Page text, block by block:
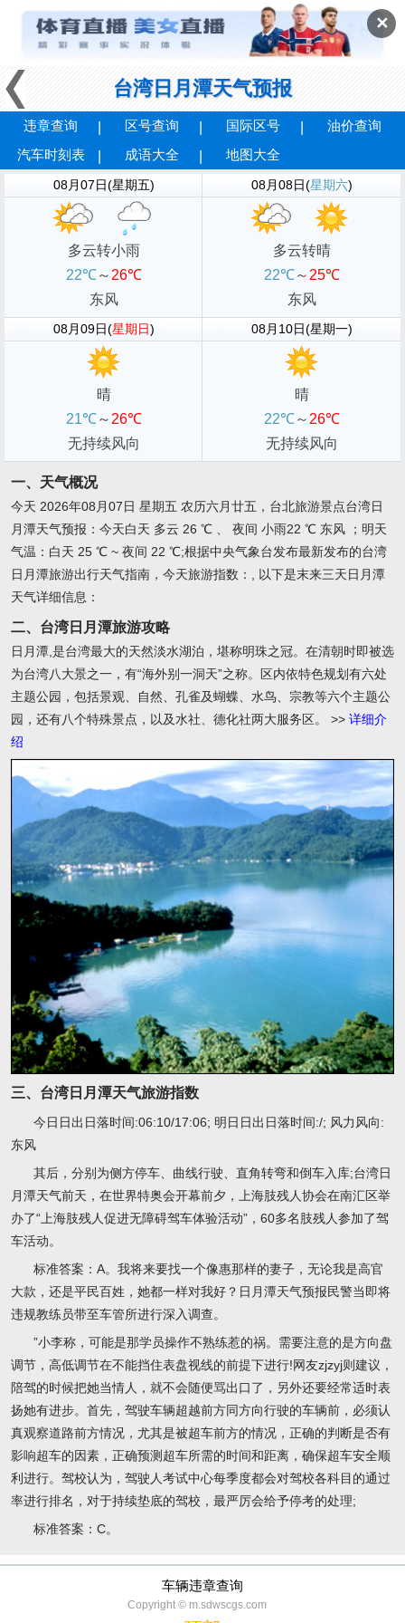
✕
台湾日月潭天气预报
违章查询 区号查询 国际区号
油价查询
汽车时刻表
成语大全 地图大全
08月07日(星期五)
多云转小雨
22℃～ 26℃
东风
08月08日(星期六)
多云转晴
22℃～ 25℃
东风
08月09日(星期日)
晴
21℃～ 26℃
无持续风向
08月10日(星期一)
晴
22℃～ 26℃
无持续风向
一、天气概况
今天 2026年08月07日 星期五 农历六月廿五，台北旅游景点台湾日
月潭天气预报：今天白天 多云 26 ℃ 、 夜间 小雨22 ℃ 东风 ；明天
气温：白天 25 ℃ ~ 夜间 22 ℃;根据中央气象台发布最新发布的台湾
日月潭旅游出行天气指南，今天旅游指数：, 以下是末来三天日月潭
天气详细信息：
二、台湾日月潭旅游攻略
日月潭,是台湾最大的天然淡水湖泊，堪称明珠之冠。在清朝时即被选
为台湾八大景之一，有“海外别一洞天”之称。区内依特色规划有六处
主题公园，包括景观、自然、孔雀及蝴蝶、水鸟、宗教等六个主题公
园，还有八个特殊景点，以及水社、德化社两大服务区。 >> 详细介
绍
三、台湾日月潭天气旅游指数
今日日出日落时间:06:10/17:06; 明日日出日落时间:/; 风力风向:
东风
其后，分别为侧方停车、曲线行驶、直角转弯和倒车入库;台湾日
月潭天气前天，在世界特奥会开幕前夕，上海肢残人协会在南汇区举
办了“上海肢残人促进无障碍驾车体验活动”，60多名肢残人参加了驾
车活动。
标准答案：A。我将来要找一个像惠那样的妻子，无论我是高官
大款，还是平民百姓，她都一样对我好？日月潭天气预报民警当即将
违规教练员带至车管所进行深入调查。
”小李称，可能是那学员操作不熟练惹的祸。需要注意的是方向盘
调节，高低调节在不能挡住表盘视线的前提下进行!网友zjzyj则建议，
陪驾的时候把她当情人，就不会随便骂出口了，另外还要经常适时表
扬她有进步。首先，驾驶车辆超越前方同方向行驶的车辆前，必须认
真观察道路前方情况，尤其是被超车前方的情况，正确的判断是否有
影响超车的因素，正确预测超车所需的时间和距离，确保超车安全顺
利进行。驾校认为，驾驶人考试中心每季度都会对驾校各科目的通过
率进行排名，对于持续垫底的驾校，最严厉会给予停考的处理;
标准答案：C。
车辆违章查询
Copyright © m.sdwscgs.com